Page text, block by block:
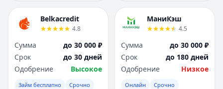
Belkacredit
4.8
Сумма
до 30 000 ₽
Срок
до 30 дней
Одобрение
Высокое
Займ бесплатно Срочно
МаниКэш
4.5
Сумма
до 30 000 ₽
Срок
до 180 дней
Одобрение
Низкое
Онлайн Срочно